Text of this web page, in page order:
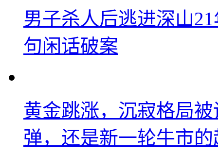
男子杀人后逃进深山
句闲话破案
黄金跳涨，沉寂格局
弹，还是新一轮牛市